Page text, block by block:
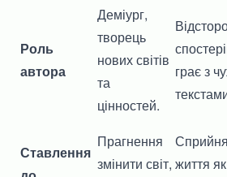
Роль
автора
Деміург,
творець
нових світів
та
цінностей.
грає з
Ставлення
Прагнення
змінити світ, життя